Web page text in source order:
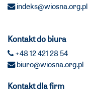
indeks@wiosna.org.pl
Kontakt do biura
+48 12 421 28 54
biuro@wiosna.org.pl
Kontakt dla firm